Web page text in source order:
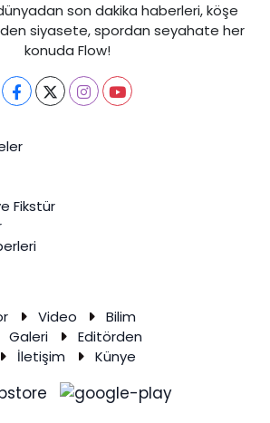
son dakika haberleri, köşe
siyasete, spordan seyahate her
konuda Flow!
Fikstür
Video
Bilim
Galeri
Editörden
İletişim Künye